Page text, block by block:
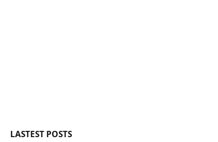
LASTEST POSTS